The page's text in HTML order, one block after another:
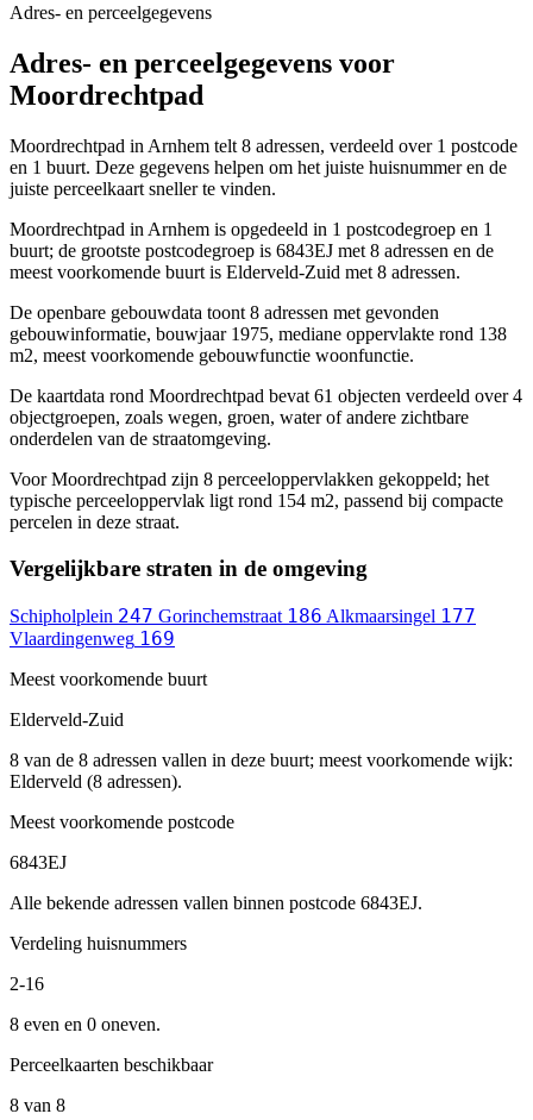
Adres- en perceelgegevens
Adres- en perceelgegevens voor
Moordrechtpad
Moordrechtpad in Arnhem telt 8 adressen, verdeeld over 1 postcode
en 1 buurt. Deze gegevens helpen om het juiste huisnummer en de
juiste perceelkaart sneller te vinden.
Moordrechtpad in Arnhem is opgedeeld in 1 postcodegroep en 1
buurt; de grootste postcodegroep is 6843EJ met 8 adressen en de
meest voorkomende buurt is Elderveld-Zuid met 8 adressen.
De openbare gebouwdata toont 8 adressen met gevonden
gebouwinformatie, bouwjaar 1975, mediane oppervlakte rond 138
m2, meest voorkomende gebouwfunctie woonfunctie.
De kaartdata rond Moordrechtpad bevat 61 objecten verdeeld over 4
objectgroepen, zoals wegen, groen, water of andere zichtbare
onderdelen van de straatomgeving.
Voor Moordrechtpad zijn 8 perceeloppervlakken gekoppeld; het
typische perceeloppervlak ligt rond 154 m2, passend bij compacte
percelen in deze straat.
Vergelijkbare straten in de omgeving
Schipholplein 247 Gorinchemstraat 186 Alkmaarsingel 177
Vlaardingenweg 169
Meest voorkomende buurt
Elderveld-Zuid
8 van de 8 adressen vallen in deze buurt; meest voorkomende wijk:
Elderveld (8 adressen).
Meest voorkomende postcode
6843EJ
Alle bekende adressen vallen binnen postcode 6843EJ.
Verdeling huisnummers
2-16
8 even en 0 oneven.
Perceelkaarten beschikbaar
8 van 8